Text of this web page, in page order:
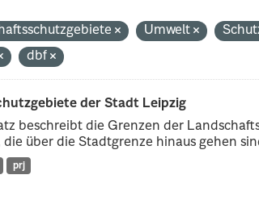
Umwelt
dbf
der Stadt Leipzig
beschreibt die Grenzen der
über die Stadtgrenze hinaus gehen
prj